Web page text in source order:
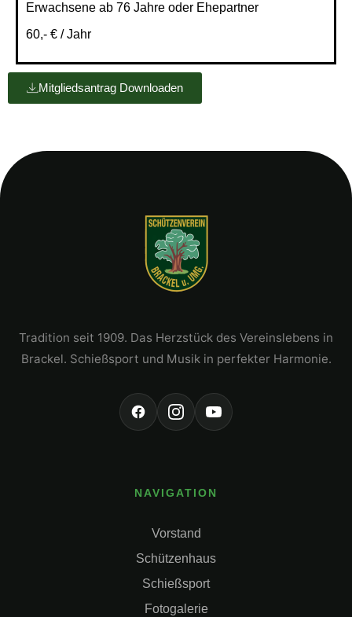
Erwachsene ab 76 Jahre oder Ehepartner
60,- € / Jahr
Mitgliedsantrag Downloaden
Tradition seit 1909. Das Herzstück des Vereinslebens in
Brackel. Schießsport und Musik in perfekter Harmonie.
NAVIGATION
Vorstand
Schützenhaus
Schießsport
Fotogalerie